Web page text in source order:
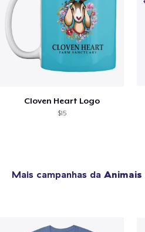
Cloven Heart Logo
$15
Mais campanhas da Animais